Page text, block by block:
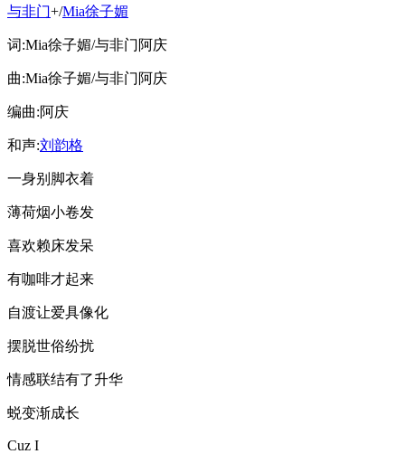
与非门+/Mia徐子媚
词:Mia徐子媚/与非门阿庆
曲:Mia徐子媚/与非门阿庆
编曲:阿庆
和声:刘韵格
一身别脚衣着
薄荷烟小卷发
喜欢赖床发呆
有咖啡才起来
自渡让爱具像化
摆脱世俗纷扰
情感联结有了升华
蜕变渐成长
Cuz I